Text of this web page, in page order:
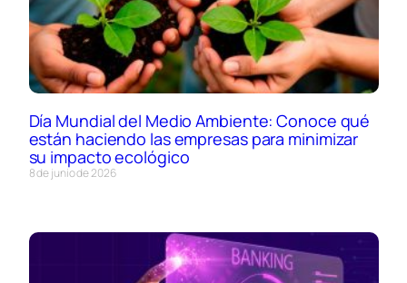
Día Mundial del Medio Ambiente: Conoce qué
están haciendo las empresas para minimizar
su impacto ecológico
8 de junio de 2026